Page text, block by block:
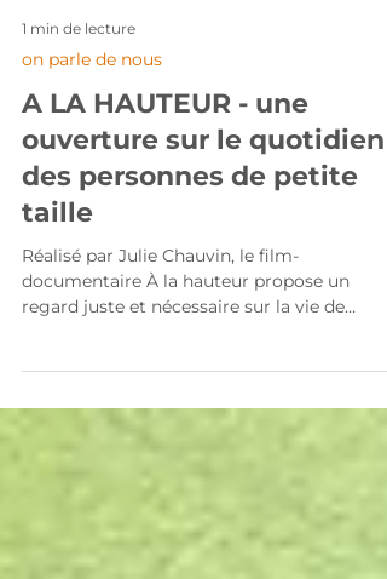
1 min de lecture
on parle de nous
A LA HAUTEUR - une
ouverture sur le quotidien
des personnes de petite
taille
documentaire À la hauteur propose un
personnes de petite taille, à travers plusieurs
parcours singuliers. Le film donne la parole
souvent de réduire à leur différence
Sans pathos ni sensationnalisme, À la
met en lumière des réalités encore